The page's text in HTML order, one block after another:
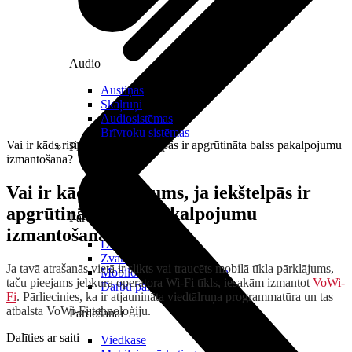
Pārvaldībai
Darbalaika uzskaite
Zvanu pārvaldnieks
Mobilo iekārtu pārvaldība
Darbu pārvaldnieks
Pārdošanai
Viedkase
Audio
Austiņas
Skaļruņi
Audiosistēmas
Brīvroku sistēmas
Planšetes
Vai ir kāds risinājums, ja iekštelpās ir apgrūtināta balss pakalpojumu
izmantošana?
Vai ir kāds risinājums, ja iekštelpās ir
apgrūtināta balss pakalpojumu
izmantošana?
Ja tavā atrašanās vietā ir slikts vai traucēts mobilā tīkla pārklājums,
taču pieejams jebkura operatora Wi-Fi tīkls, iesakām izmantot VoWi-
Fi. Pārliecinies, ka ir atjaunināta viedtālruņa programmatūra un tas
atbalsta VoWi-Fi tehnoloģiju.
Dalīties ar saiti